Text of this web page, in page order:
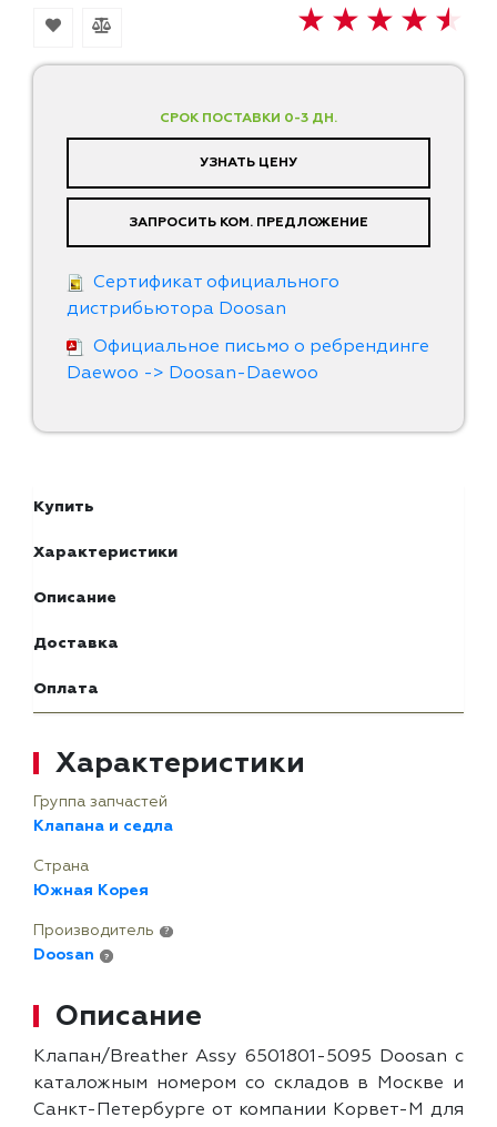
СРОК ПОСТАВКИ 0-3 ДН.
УЗНАТЬ ЦЕНУ
ЗАПРОСИТЬ КОМ. ПРЕДЛОЖЕНИЕ
Сертификат официального
дистрибьютора Doosan
Официальное письмо о ребрендинге
Daewoo -> Doosan-Daewoo
Купить
Характеристики
Описание
Доставка
Оплата
Характеристики
Группа запчастей
Клапана и седла
Страна
Южная Корея
Производитель ?
Doosan ?
Описание
Клапан/Breather Assy 6501801-5095 Doosan с
каталожным номером со складов в Москве и
Санкт-Петербурге от компании Корвет-М для